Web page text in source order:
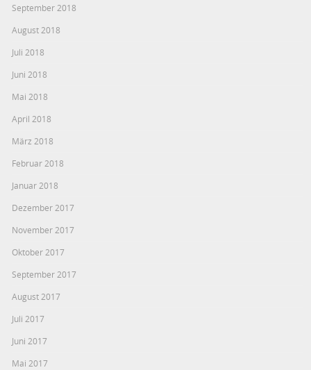
September 2018
August 2018
Juli 2018
Juni 2018
Mai 2018
April 2018
März 2018
Februar 2018
Januar 2018
Dezember 2017
November 2017
Oktober 2017
September 2017
August 2017
Juli 2017
Juni 2017
Mai 2017